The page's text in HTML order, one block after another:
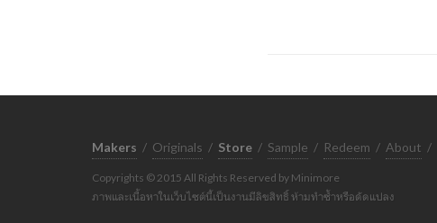
Makers / Originals / Store / Sample / Redeem / About /
Copyrights © 2015 All Rights Reserved by Minimore
ภาพและเนื้อหาในเว็บไซต์นี้เป็นงานมีลิขสิทธิ์ ห้ามทำซ้ำหรือดัดแปลง